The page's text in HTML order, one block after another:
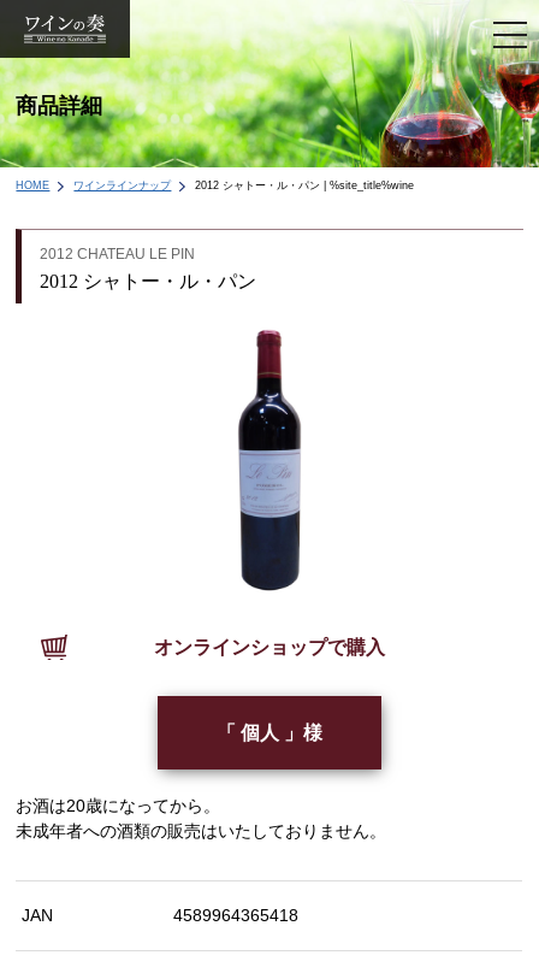
商品詳細
HOME ワインラインナップ 2012 シャトー・ル・パン | %site_title%wine
2012 CHATEAU LE PIN
2012 シャトー・ル・パン
オンラインショップで購入
「 個人 」様
お酒は20歳になってから。
未成年者への酒類の販売はいたしておりません。
JAN 4589964365418